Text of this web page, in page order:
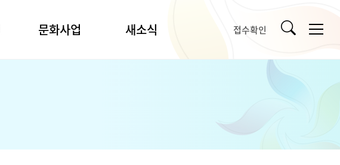
문화사업
강릉커피축제
새소식 접수확인